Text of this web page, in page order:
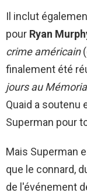
Il inclut
pour Ryan
crime américain
finalement été
jours au
Quaid a soutenu
Superman pour
Mais Superman
que le connard,
de l'événement